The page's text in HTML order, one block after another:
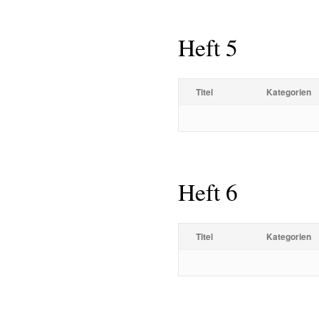
Heft 5
Titel Kategorien
Heft 6
Titel Kategorien